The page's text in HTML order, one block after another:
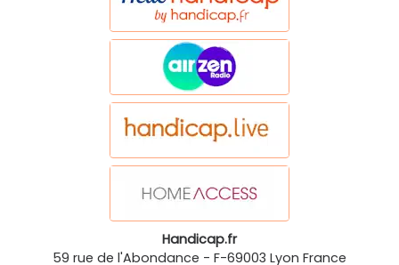
Handicap.fr
59 rue de l'Abondance - F-69003 Lyon France